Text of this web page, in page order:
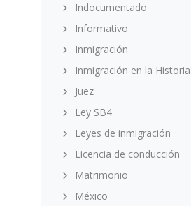
Indocumentado
Informativo
Inmigración
Inmigración en la Historia
Juez
Ley SB4
Leyes de inmigración
Licencia de conducción
Matrimonio
México